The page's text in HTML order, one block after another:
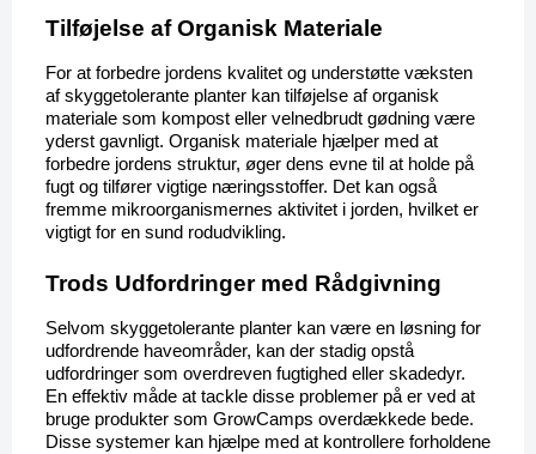
Tilføjelse af Organisk Materiale
For at forbedre jordens kvalitet og understøtte væksten
af skyggetolerante planter kan tilføjelse af organisk
materiale som kompost eller velnedbrudt gødning være
yderst gavnligt. Organisk materiale hjælper med at
forbedre jordens struktur, øger dens evne til at holde på
fugt og tilfører vigtige næringsstoffer. Det kan også
fremme mikroorganismernes aktivitet i jorden, hvilket er
vigtigt for en sund rodudvikling.
Trods Udfordringer med Rådgivning
Selvom skyggetolerante planter kan være en løsning for
udfordrende haveområder, kan der stadig opstå
udfordringer som overdreven fugtighed eller skadedyr.
En effektiv måde at tackle disse problemer på er ved at
bruge produkter som GrowCamps overdækkede bede.
Disse systemer kan hjælpe med at kontrollere forholdene